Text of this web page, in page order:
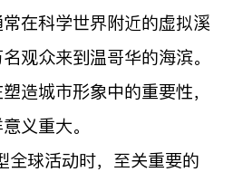
在科学世界附近的虚拟溪
观众来到温哥华的海滨。
造城市形象中的重要性，
义重大。
全球活动时，至关重要的